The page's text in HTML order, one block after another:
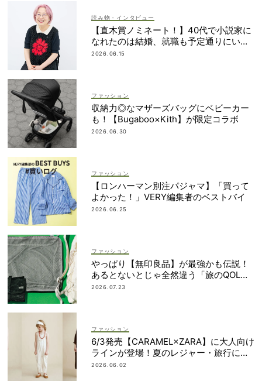
読み物・インタビュー
【直木賞ノミネート！】40代で小説家に
なれたのは結婚、就職も予定通りにいか
なかったから｜朝倉かすみさん
2026.06.15
ファッション
収納力◎なマザーズバッグにベビーカー
も！【Bugaboo×Kith】が限定コラボ
2026.06.30
ファッション
【ロンハーマン別注パジャマ】「買って
よかった！」VERY編集者のベストバイ
2026.06.25
ファッション
やっぱり【無印良品】が最強かも伝説！
あるとないとじゃ全然違う「旅のQOL爆
上げアイテム」
2026.07.23
ファッション
6/3発売【CARAMEL×ZARA】に大人向け
ラインが登場！夏のレジャー・旅行にも
おすすめ
2026.06.02